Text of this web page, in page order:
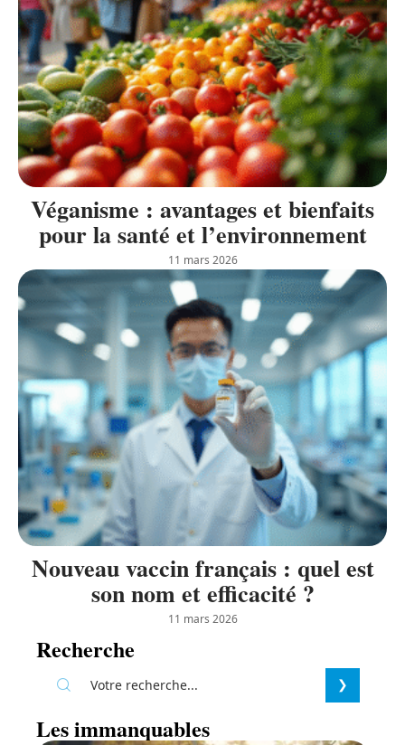
Véganisme : avantages et bienfaits
pour la santé et l’environnement
11 mars 2026
Nouveau vaccin français : quel est
son nom et efficacité ?
11 mars 2026
Recherche
Les immanquables